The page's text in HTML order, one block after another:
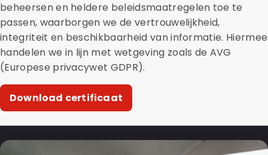
beheersen en heldere beleidsmaatregelen toe te
passen, waarborgen we de vertrouwelijkheid,
integriteit en beschikbaarheid van informatie. Hiermee
handelen we in lijn met wetgeving zoals de AVG
(Europese privacywet GDPR).
Download certificaat